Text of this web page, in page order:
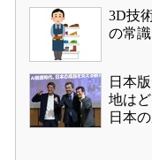
3D技
の常識
日本
地は
日本